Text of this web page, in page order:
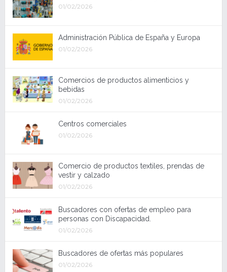
01/02/2026
Administración Pública de España y Europa
01/02/2026
Comercios de productos alimenticios y
bebidas
01/02/2026
Centros comerciales
01/02/2026
Comercio de productos textiles, prendas de
vestir y calzado
01/02/2026
Buscadores con ofertas de empleo para
personas con Discapacidad.
01/02/2026
Buscadores de ofertas más populares
01/02/2026